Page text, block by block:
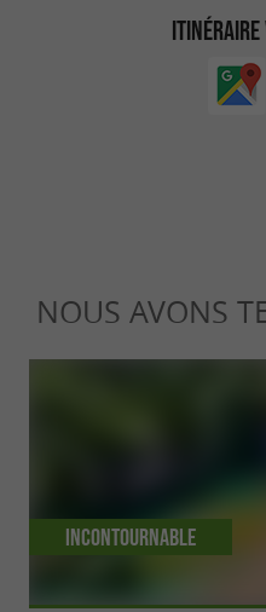
NOUS AVONS
Incontournable